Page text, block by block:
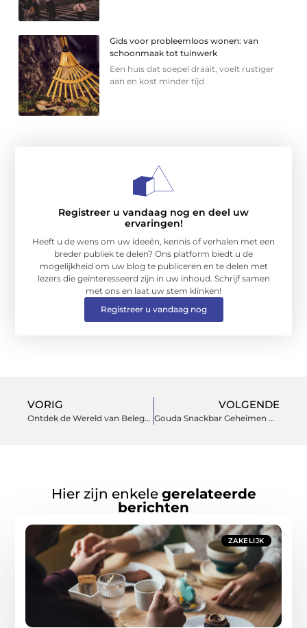
Gids voor probleemloos wonen: van
schoonmaak tot tuinwerk
Een huis dat soepel draait, voelt rustiger
aan en kost minder tijd
Registreer u vandaag nog en deel uw
ervaringen!
Heeft u de wens om uw ideeën, kennis of verhalen met een
breder publiek te delen? Ons platform biedt u de
mogelijkheid om uw blog te publiceren en te delen met
lezers die geïnteresseerd zijn in uw inhoud. Schrijf samen
met ons en laat uw stem klinken!
Registreer u vandaag nog
VORIG
Ontdek de Wereld van Belegde Broodjes in Zoetermeer
VOLGENDE
Gouda Snackbar Geheimen Ontbloot
Hier zijn enkele gerelateerde
berichten
ZAKELIJK